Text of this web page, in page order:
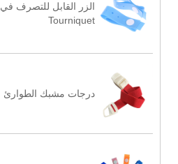
الزر القابل للتصرف في
Tourniquet
درجات مشبك الطوارئ